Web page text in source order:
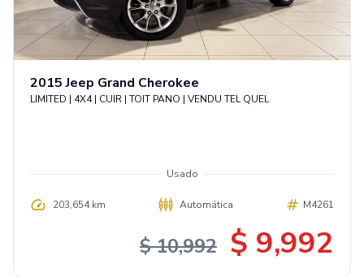
2015 Jeep Grand Cherokee
LIMITED | 4X4 | CUIR | TOIT PANO | VENDU TEL QUEL
Usado
203,654 km Automática M4261
$ 10,992 $ 9,992